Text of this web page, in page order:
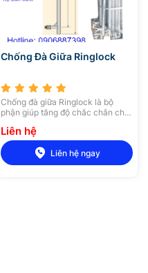
Chống Đà Giữa Ringlock
Chống đà giữa Ringlock là bộ
phận giúp tăng độ chắc chắn cho
liên hệ ngay với cơ khí Nam Long
để được tư vấn chi tiết và nhận
những ưu đãi hấp dẫn khi mua các
loại máy móc xây dựng.
Liên hệ
Liên hệ ngay